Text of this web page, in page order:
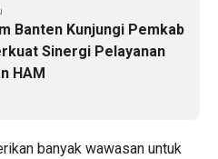
Banten Kunjungi Pemkab
Sinergi Pelayanan
HAM
banyak wawasan untuk